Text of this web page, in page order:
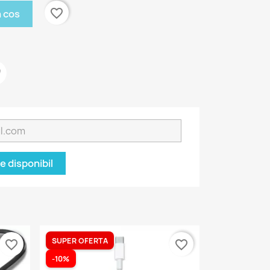
cos
favorite_border
disponibil
favorite_border
SUPER OFERTA
-10%
favorite_border